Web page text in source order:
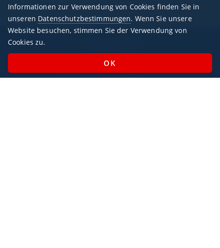
Montag - Sonntag / 07:00 - 23:00 Uhr
Feiertags geöffnet
Informationen zur Verwendung von Cookies finden Sie in
unseren Datenschutzbestimmungen. Wenn Sie unsere
Website besuchen, stimmen Sie der Verwendung von
Cookies zu.